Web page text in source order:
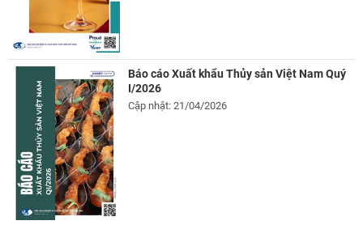
Báo cáo Xuất khẩu Thủy sản Việt Nam Quý
I/2026
Cập nhật: 21/04/2026